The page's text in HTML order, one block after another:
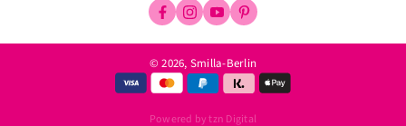
FacebookInstagram
YouTubePinterest
© 2026, Smilla-Berlin
Powered by tzn Digital